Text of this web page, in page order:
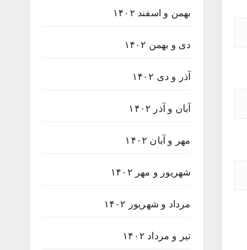
بهمن و اسفند ۱۴۰۲
دی و بهمن ۱۴۰۲
آذر و دی ۱۴۰۲
آبان و آذر ۱۴۰۲
مهر و آبان ۱۴۰۲
شهریور و مهر ۱۴۰۲
مرداد و شهریور ۱۴۰۲
تیر و مرداد ۱۴۰۲